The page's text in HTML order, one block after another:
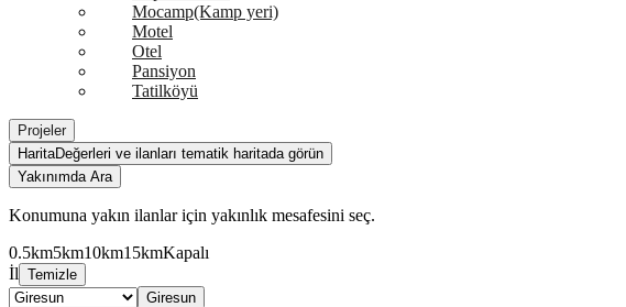
Mocamp(Kamp yeri)
Motel
Otel
Pansiyon
Tatilköyü
Projeler
HaritaDeğerleri ve ilanları tematik haritada görün
Yakınımda Ara
Konumuna yakın ilanlar için yakınlık mesafesini seç.
0.5km5km10km15kmKapalı
İl Temizle
Giresun